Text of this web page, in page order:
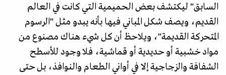
السابق" ليكتشف بعض الحميمية التي كانت في العالم
القديم، ويصف شكل المباني فيها بأنه يبدو مثل "الرسوم
المتحركة القديمة"، ويلاحظ أن كل شيء هناك مصنوع من
مواد خشبية أو حديدية أو قماشية، فلا وجود للأسطح
الشفافة والزجاجية إلا في أواني الطعام والنوافذ، بل حتى